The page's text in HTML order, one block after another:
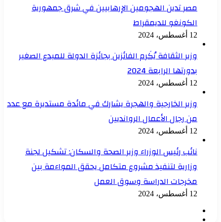
مصر تدين الهجومين الإرهابيين في شرق جمهورية
الكونغو للديمقراط
12 أغسطس، 2024
وزير الثقافة يُكَرم الفائزين بجائزة الدولة للمبدع الصغير
بدورتها الرابعة 2024
12 أغسطس، 2024
وزير الخارجية والهجرة يشارك في مائدة مستديرة مع عدد
من رجال الأعمال الروانديين
12 أغسطس، 2024
نائب رئيس الوزراء وزير الصحة والسكان: تشكيل لجنة
وزارية لتنفيذ مشروع متكامل يحقق المواءمة بين
مخرجات الدراسة وسوق العمل
12 أغسطس، 2024